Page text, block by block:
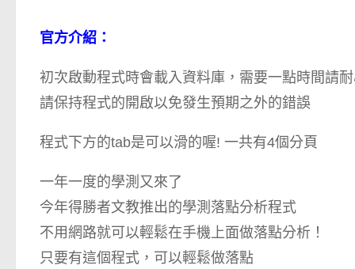
官方介紹：
初次啟動程式時會載入資料庫，需要一點時間請
請保持程式的開啟以免發生預期之外的錯誤
程式下方的tab是可以滑的喔! 一共有4個分頁
一年一度的學測又來了
今年得勝者文教推出的學測落點分析程式
不用網路就可以輕鬆在手機上面做落點分析！
只要有這個程式，可以輕鬆做落點